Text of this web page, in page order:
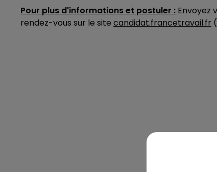
Pour plus d'informations et postuler : Envoyez
rendez-vous sur le site candidat.francetravail.fr